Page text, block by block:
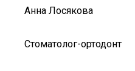
Анна Лосякова
Стоматолог-ортодонт